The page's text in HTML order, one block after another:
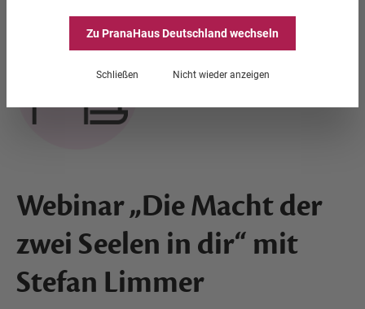
Webinar „Die Macht der
zwei Seelen in dir“ mit
Stefan Limmer
Zu PranaHausDeutschland wechseln
Schließen Nicht wieder anzeigen